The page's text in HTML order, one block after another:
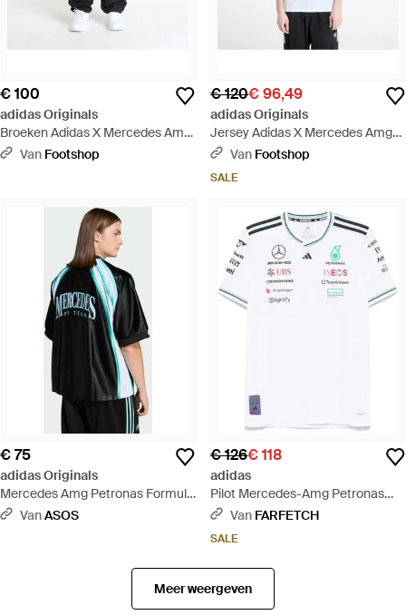
€ 100
adidas Originals
Broeken Adidas X Mercedes Amg
Petronas Formula One Team
Van Footshop
€ 120€ 96,49
adidas Originals
Jersey Adidas X Mercedes Amg
Petronas Formula One Team
Van Footshop
SALE
€ 75
adidas Originals
Mercedes Amg Petronas Formula
One - Zwart
VanASOS
€ 126€ 118
adidas
Pilot Mercedes-Amg Petronas
Formula One Team T-Shirt - Wit
Van FARFETCH
SALE
Meer weergeven